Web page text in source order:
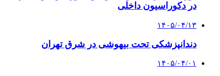
در دکوراسیون داخلی
۱۴۰۵/۰۴/۱۳
دندانپزشکی تحت بیهوشی در شرق تهران
۱۴۰۵/۰۴/۰۱